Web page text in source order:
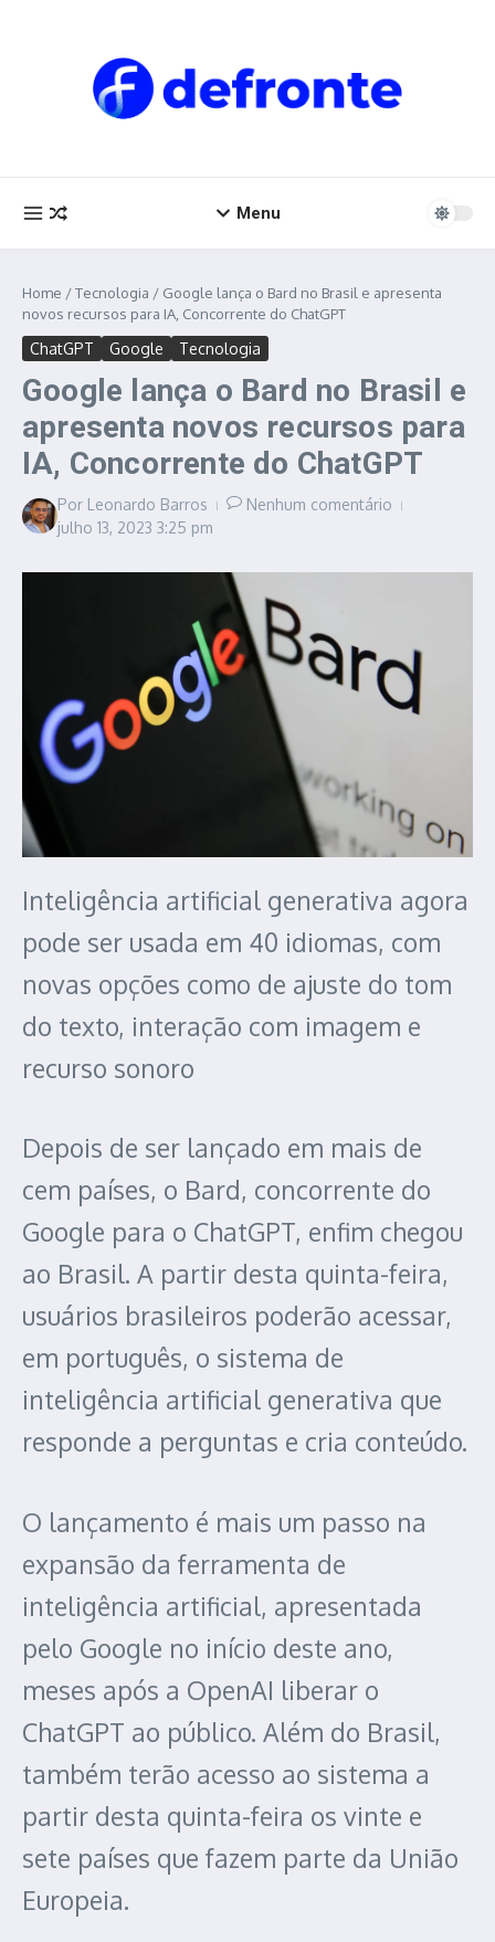
Menu
Home /Tecnologia / Google lança o Bard no Brasil e apresenta
novos recursos para IA, Concorrente do ChatGPT
ChatGPT Google Tecnologia
Google lança o Bard no Brasil e
apresenta novos recursos para
IA, Concorrente do ChatGPT
Por Leonardo Barros
Nenhum comentário
julho 13, 2023 3:25 pm
Inteligência artificial generativa agora
pode ser usada em 40 idiomas, com
novas opções como de ajuste do tom
do texto, interação com imagem e
recurso sonoro
Depois de ser lançado em mais de
cem países, o Bard, concorrente do
Google para o ChatGPT, enfim chegou
ao Brasil. A partir desta quinta-feira,
usuários brasileiros poderão acessar,
em português, o sistema de
inteligência artificial generativa que
responde a perguntas e cria conteúdo.
O lançamento é mais um passo na
expansão da ferramenta de
inteligência artificial, apresentada
pelo Google no início deste ano,
meses após a OpenAI liberar o
ChatGPT ao público. Além do Brasil,
também terão acesso ao sistema a
partir desta quinta-feira os vinte e
sete países que fazem parte da União
Europeia.